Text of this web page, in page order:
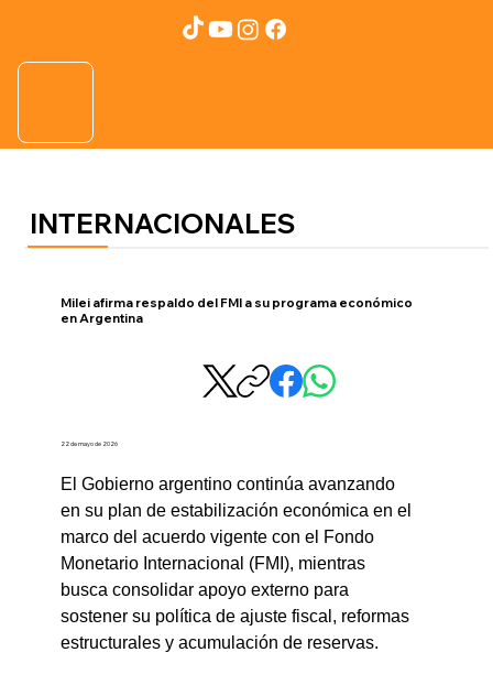
INTERNACIONALES
Milei afirma respaldo del FMI a su programa económico
en Argentina
22 de mayo de 2026
El Gobierno argentino continúa avanzando
en su plan de estabilización económica en el
marco del acuerdo vigente con el Fondo
Monetario Internacional (FMI), mientras
busca consolidar apoyo externo para
sostener su política de ajuste fiscal, reformas
estructurales y acumulación de reservas.